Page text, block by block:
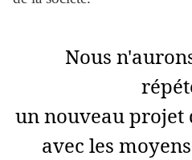
Nous
un nouveau projet
avec les